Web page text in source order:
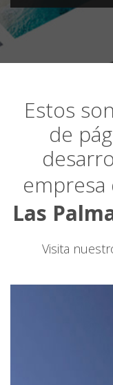
Estos
de
empresa
Las
Visita